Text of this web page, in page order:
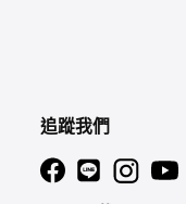
追蹤我們